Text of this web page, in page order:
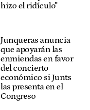
hizo el ridículo"
Junqueras anuncia
que apoyarán las
enmiendas en favor
del concierto
económico si Junts
las presenta en el
Congreso